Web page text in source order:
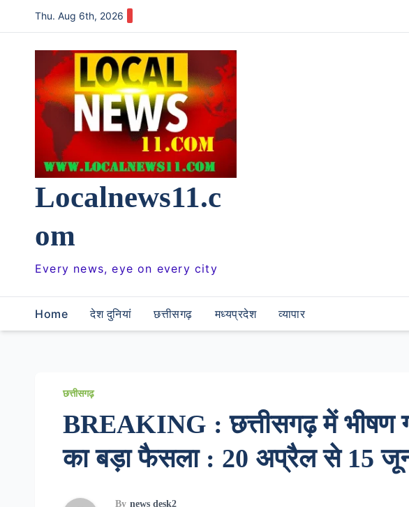
to
content
Thu. Aug 6th, 2026
Localnews11.c
om
Every news, eye on every city
Home देश दुनियां छत्तीसगढ़ मध्यप्रदेश व्यापार
छत्तीसगढ़
BREAKING : छत्तीसगढ़ में भीषण
का बड़ा फैसला : 20 अप्रैल से 15
By news desk2